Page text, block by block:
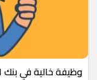
وظيفة خالية في بنك